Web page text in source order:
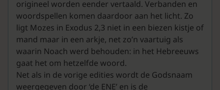
origineel worden eender vertaald. Verbanden en
woordspellen komen daardoor aan het licht. Zo
ligt Mozes in Exodus 2,3 niet in een biezen kistje of
mand maar in een arkje, net zo’n vaartuig als
waarin Noach werd behouden: in het Hebreeuws
gaat het om hetzelfde woord.
Net als in de vorige edities wordt de Godsnaam
weergegeven door ‘de ENE’ en is de